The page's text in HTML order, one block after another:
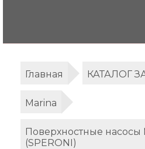
Главная КАТАЛОГ
Marina
Поверхностные насосы
(SPERONI)